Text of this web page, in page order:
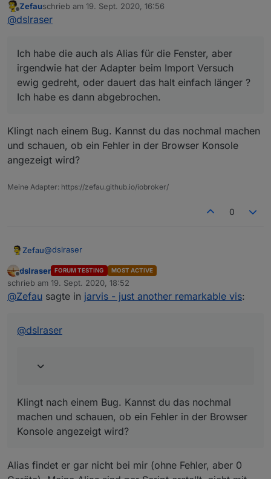
Bei den Fenstern (bei mir HMIP) ist es schon etwas
mehr geklicke, weil beim Import fast nur unrech
Fenster dazu bauen.
irgendwie hat der Adapter beim Import Versuch ewig
gedreht, oder dauert das halt einfach länger ? Ich
wirklich viel drinn.
Lampen funktioniert im vollem Umfang.👍
Beispiel bei mir
Bei den Fenstern (bei mir HMIP) ist es schon etwas
eingelesen wurde. (bei mir), da muß ich noch ca. 20
Fenster dazu bauen.
Offline
Zefauschrieb am 19. Sept. 2020, 16:56
zuletzt editiert von
@dslraser
Ich habe die auch als Alias für die Fenster, aber
irgendwie hat der Adapter beim Import Versuch
ewig gedreht, oder dauert das halt einfach länger ?
Ich habe es dann abgebrochen.
Klingt nach einem Bug. Kannst du das nochmal machen
und schauen, ob ein Fehler in der Browser Konsole
angezeigt wird?
Meine Adapter: https://zefau.github.io/iobroker/
0
Zefau@dslraser
Ich habe die auch als Alias für die Fenster, aber
irgendwie hat der Adapter beim Import Versuch
Klingt nach einem Bug. Kannst du das nochmal machen
angezeigt wird?
Offline
dslraser FORUM TESTING MOST ACTIVE
schrieb am 19. Sept. 2020, 18:52
zuletzt editiert von
@Zefau sagte in jarvis - just another remarkable vis:
@dslraser
Klingt nach einem Bug. Kannst du das nochmal
machen und schauen, ob ein Fehler in der Browser
Konsole angezeigt wird?
Alias findet er gar nicht bei mir (ohne Fehler, aber 0